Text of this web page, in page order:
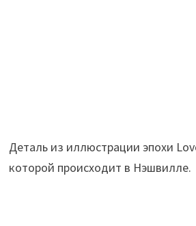
Деталь из иллюстрации эпохи
которой происходит в Нэшвилле.